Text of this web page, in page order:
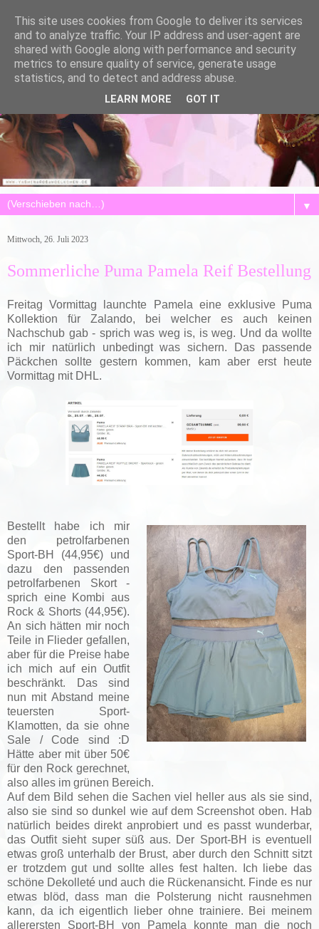
▼
Mittwoch, 26. Juli 2023
Sommerliche Puma Pamela Reif Bestellung
Freitag Vormittag launchte Pamela eine exklusive Puma
Kollektion für Zalando, bei welcher es auch keinen
Nachschub gab - sprich was weg is, is weg. Und da wollte
ich mir natürlich unbedingt was sichern. Das passende
Päckchen sollte gestern kommen, kam aber erst heute
Vormittag mit DHL.
Bestellt habe ich mir
den petrolfarbenen
Sport-BH (44,95€) und
dazu den passenden
petrolfarbenen Skort -
sprich eine Kombi aus
Rock & Shorts (44,95€).
An sich hätten mir noch
Teile in Flieder gefallen,
aber für die Preise habe
ich mich auf ein Outfit
beschränkt. Das sind
nun mit Abstand meine
teuersten Sport-
Klamotten, da sie ohne
Sale / Code sind :D
Hätte aber mit über 50€
für den Rock gerechnet,
also alles im grünen Bereich.
Auf dem Bild sehen die Sachen viel heller aus als sie sind,
also sie sind so dunkel wie auf dem Screenshot oben. Hab
natürlich beides direkt anprobiert und es passt wunderbar,
das Outfit sieht super süß aus. Der Sport-BH is eventuell
etwas groß unterhalb der Brust, aber durch den Schnitt sitzt
er trotzdem gut und sollte alles fest halten. Ich liebe das
schöne Dekolleté und auch die Rückenansicht. Finde es nur
etwas blöd, dass man die Polsterung nicht rausnehmen
kann, da ich eigentlich lieber ohne trainiere. Bei meinem
allerersten Sport-BH von Pamela konnte man die noch
This site uses cookies from Google to deliver its services
and to analyze traffic. Your IP address and user-agent are
shared with Google along with performance and security
metrics to ensure quality of service, generate usage
statistics, and to detect and address abuse.
LEARN MORE GOT IT